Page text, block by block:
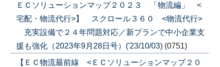
ＥＣソリューションマップ２０２３ 「物流編」 <
宅配・物流代行>】 スクロール３６０ <物流代行>
充実設備で２４年問題対応／新プランで中小企業支
援も強化（2023年9月28日号）('23/10/03) (0751)
【ＥＣ物流最前線 <ＥＣソリューションマップ２０